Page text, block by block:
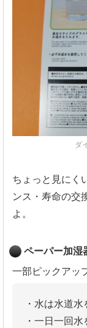
ダ
ちょっと見にく
ンス・寿命の交
よ。
ペーパー加湿
一部ピックアッ
・水は水道
・一日一回